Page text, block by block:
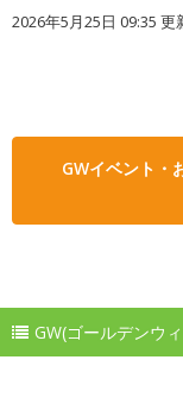
2026年5月25日 09:35 更
GWイベント・
GW(ゴールデンウ